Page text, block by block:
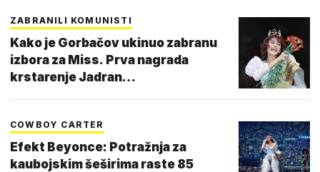
ZABRANILI KOMUNISTI
Kako je Gorbačov ukinuo zabranu
izbora za Miss. Prva nagrada
krstarenje Jadran…
COWBOY CARTER
Efekt Beyonce: Potražnja za
kaubojskim šeširima raste 85